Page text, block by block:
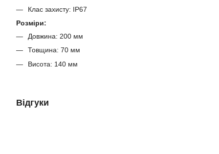
Клас захисту: IP67
Розміри:
Довжина: 200 мм
Товщина: 70 мм
Висота: 140 мм
Відгуки